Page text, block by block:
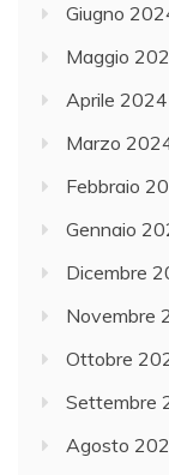
Giugno
Maggio
Aprile 2024
Marzo
Febbraio
Gennaio
Dicembre
Novembre
Ottobre
Settembre
Agosto